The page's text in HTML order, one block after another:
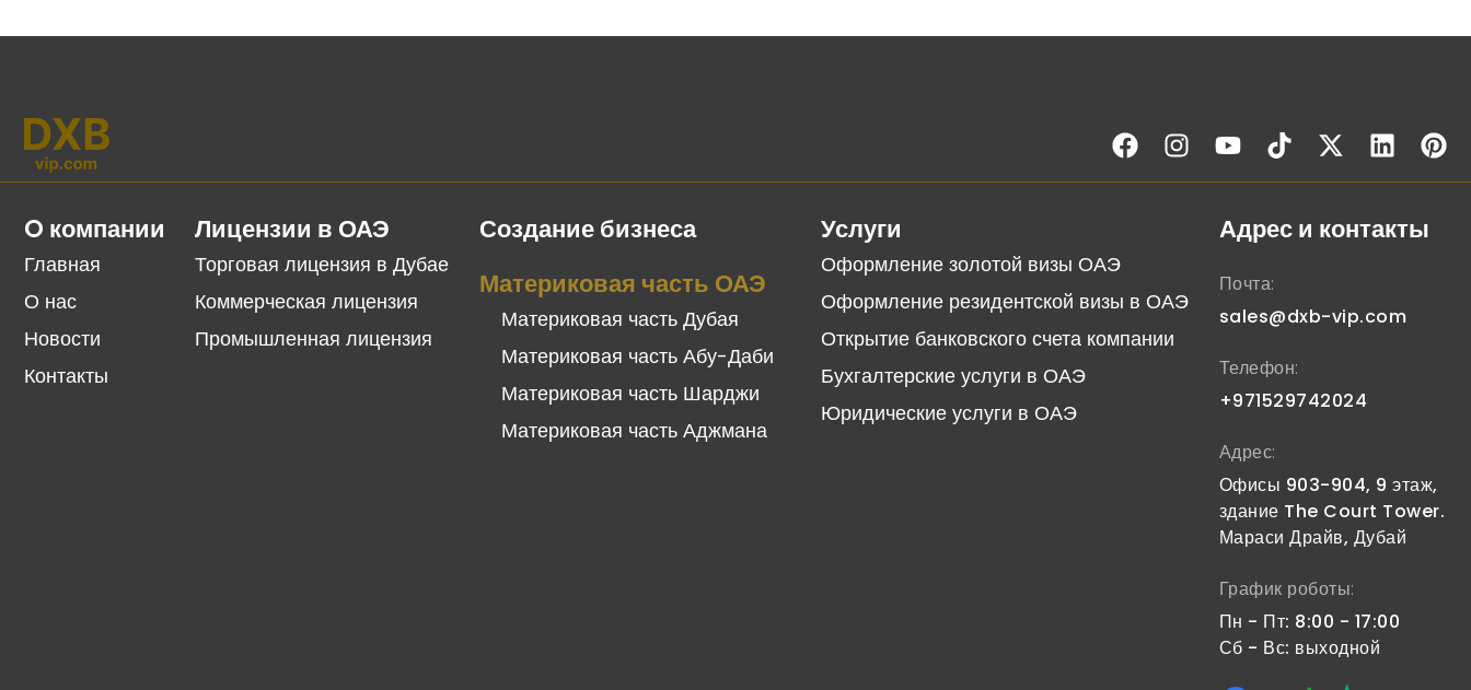
O компании
Главная
О нас
Новости
Контакты
Лицензии в ОАЭ
Торговая лицензия в Дубае
Коммерческая лицензия
Промышленная лицензия
Создание бизнеса
Материковая часть ОАЭ
Материковая часть Дубая
Материковая часть Абу-Даби
Материковая часть Шарджи
Материковая часть Аджмана
Услуги
Оформление золотой визы ОАЭ
Оформление резидентской визы в ОАЭ
Открытие банковского счета компании
Бухгалтерские услуги в ОАЭ
Юридические услуги в ОАЭ
Адрес и контакты
Почта:
sales@dxb-vip.com
Телефон:
+971529742024
Адрес:
Офисы 903-904, 9 этаж,
здание The Court Tower.
Мараси Драйв, Дубай
График роботы:
Пн - Пт: 8:00 - 17:00
Сб - Вс: выходной